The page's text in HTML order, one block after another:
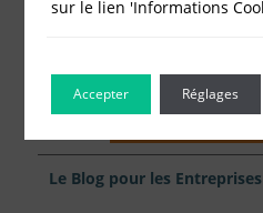
Le Blog pour les Entreprises
sur le lien 'Informations
Accepter Réglages